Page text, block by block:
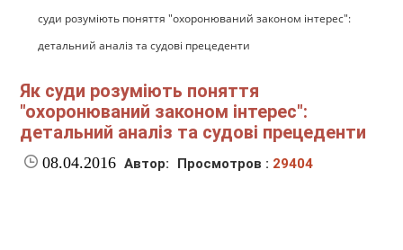
суди розуміють поняття "охоронюваний законом інтерес":
детальний аналіз та судові прецеденти
Як суди розуміють поняття
"охоронюваний законом інтерес":
детальний аналіз та судові прецеденти
08.04.2016 Автор: Просмотров : 29404